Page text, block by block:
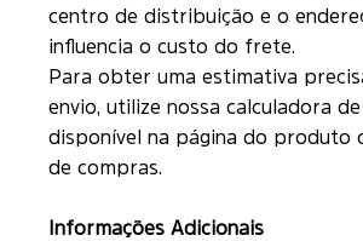
centro de distribuição e o
influencia o custo do frete.
Para obter uma estimativa
envio, utilize nossa calculadora
disponível na página do produto
de compras.
Informações Adicionais